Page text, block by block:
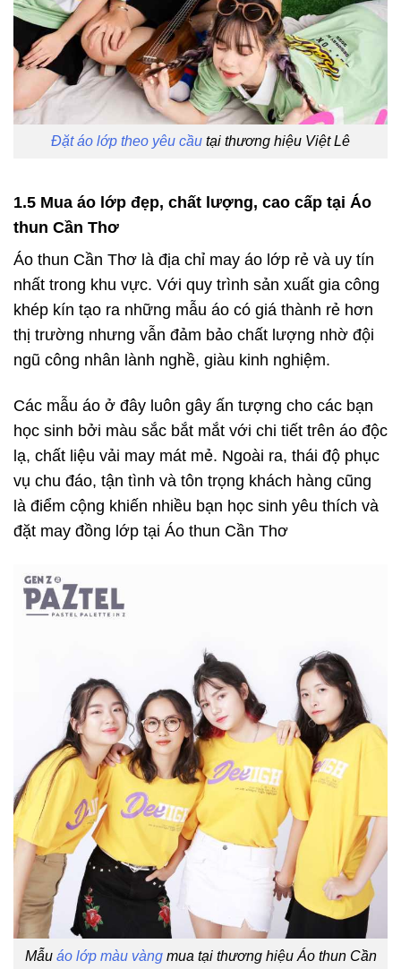
Đặt áo lớp theo yêu cầu tại thương hiệu Việt Lê
1.5 Mua áo lớp đẹp, chất lượng, cao cấp tại Áo
thun Cần Thơ
Áo thun Cần Thơ là địa chỉ may áo lớp rẻ và uy tín
nhất trong khu vực. Với quy trình sản xuất gia công
khép kín tạo ra những mẫu áo có giá thành rẻ hơn
thị trường nhưng vẫn đảm bảo chất lượng nhờ đội
ngũ công nhân lành nghề, giàu kinh nghiệm.
Các mẫu áo ở đây luôn gây ấn tượng cho các bạn
học sinh bởi màu sắc bắt mắt với chi tiết trên áo độc
lạ, chất liệu vải may mát mẻ. Ngoài ra, thái độ phục
vụ chu đáo, tận tình và tôn trọng khách hàng cũng
là điểm cộng khiến nhiều bạn học sinh yêu thích và
đặt may đồng lớp tại Áo thun Cần Thơ
Mẫu áo lớp màu vàngmua tại thương hiệu Áo thun Cần